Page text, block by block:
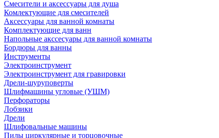
Смесители и аксессуары для душа
Комлектующие для смесителей
Аксессуары для ванной комнаты
Комплектующие для ванн
Напольные акссесуары для ванной комнаты
Бордюры для ванны
Инструменты
Электроинструмент
Электроинструмент для гравировки
Дрели-шуруповерты
Шлифмашины угловые (УШМ)
Перфораторы
Лобзики
Дрели
Шлифовальные машины
Пилы циркулярные и торцовочные